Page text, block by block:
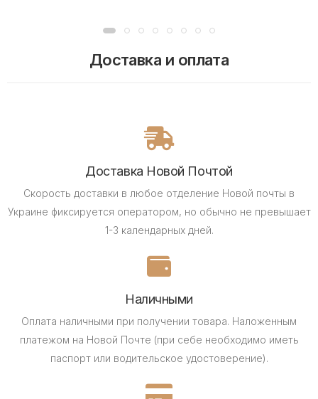
Доставка и оплата
Доставка Новой Почтой
Скорость доставки в любое отделение Новой почты в
Украине фиксируется оператором, но обычно не превышает
1-3 календарных дней.
Наличными
Оплата наличными при получении товара. Наложенным
платежом на Новой Почте (при себе необходимо иметь
паспорт или водительское удостоверение).